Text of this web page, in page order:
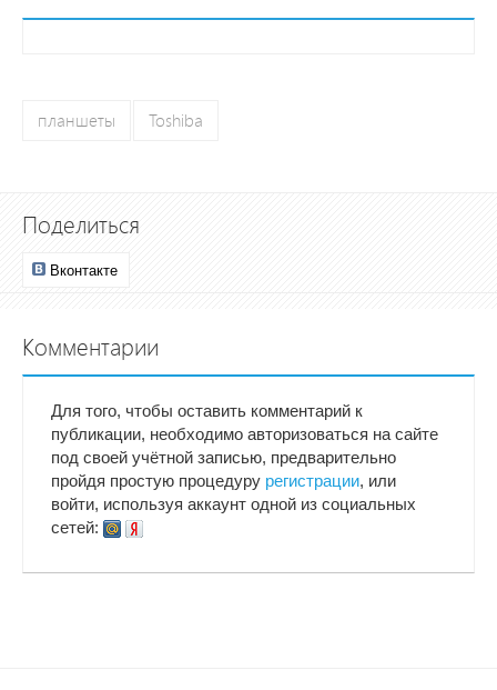
планшеты Toshiba
Поделиться
Вконтакте
Комментарии
Для того, чтобы оставить комментарий к
публикации, необходимо авторизоваться на сайте
под своей учётной записью, предварительно
пройдя простую процедуру регистрации, или
войти, используя аккаунт одной из социальных
сетей: